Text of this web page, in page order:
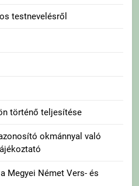
testnevelésről
történő teljesítése
okmánnyal való
Megyei Német Vers- és